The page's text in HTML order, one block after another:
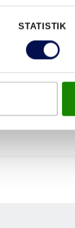
STATISTIK